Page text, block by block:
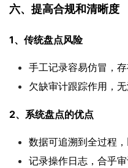
六、提高合规和清晰度
1、传统盘点风险
手工记录容易仿冒，存
欠缺审计跟踪作用，无
2、系统盘点的优点
数据可追溯到全过程
记录操作日志，合乎